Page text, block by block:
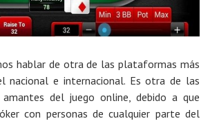
hablar de otra de las plataformas más
nacional e internacional. Es otra de las
del juego online, debido a que
con personas de cualquier parte del